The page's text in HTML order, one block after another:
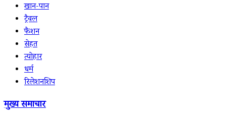
खान-पान
ट्रैवल
फैशन
सेहत
त्योहार
धर्म
रिलेशनशिप
मुख्य समाचार